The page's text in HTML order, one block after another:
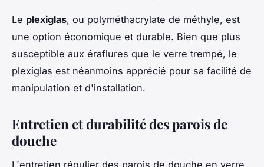
Le plexiglas, ou polyméthacrylate de méthyle, est
une option économique et durable. Bien que plus
susceptible aux éraflures que le verre trempé, le
plexiglas est néanmoins apprécié pour sa facilité de
manipulation et d'installation.
Entretien et durabilité des parois de
douche